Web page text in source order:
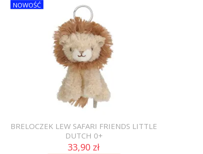
NOWOŚĆ
BRELOCZEK LEW SAFARI FRIENDS LITTLE
DUTCH 0+
33,90 zł